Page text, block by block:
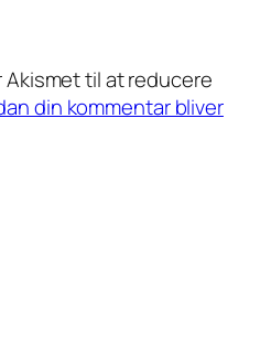
til at reducere
din kommentar bliver